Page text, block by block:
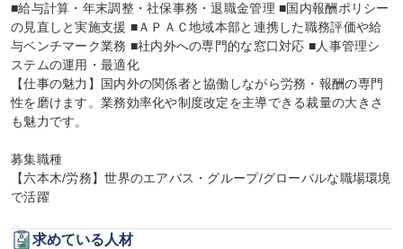
■給与計算・年末調整・社保事務・退職金管理 ■国内報酬ポリシー
の見直しと実施支援 ■ＡＰＡＣ地域本部と連携した職務評価や給
与ベンチマーク業務 ■社内外への専門的な窓口対応 ■人事管理シ
ステムの運用・最適化
【仕事の魅力】国内外の関係者と協働しながら労務・報酬の専門
性を磨けます。業務効率化や制度改定を主導できる裁量の大きさ
も魅力です。
募集職種
【六本木/労務】世界のエアバス・グループ/グローバルな職場環境
で活躍
求めている人材